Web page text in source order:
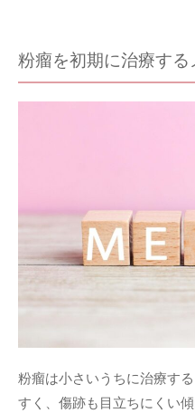
粉瘤を初期に治療する
粉瘤は小さいうちに治療す
すく、傷跡も目立ちにくい